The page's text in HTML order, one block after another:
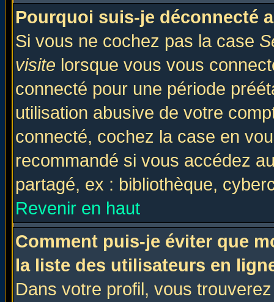
Pourquoi suis-je déconnecté
Si vous ne cochez pas la case
visite lorsque vous vous
connecté pour une période
utilisation abusive de votre
connecté, cochez la case en
recommandé si vous accédez
partagé, ex : bibliothèque,
Revenir en haut
Comment puis-je éviter que
la liste des utilisateurs en
Dans votre profil, vous